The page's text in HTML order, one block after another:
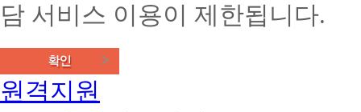
담 서비스 이용이 제한됩니다.
원격지원